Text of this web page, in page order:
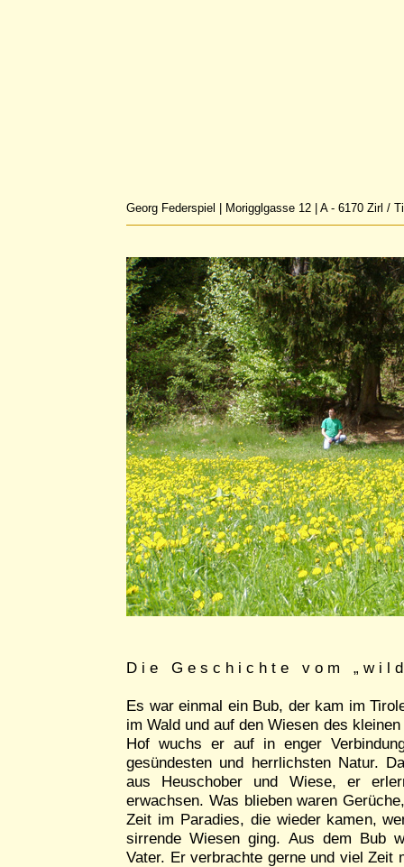
Georg Federspiel | Morigglgasse 12 | A - 6170 Zirl /
D i e G e s c h i c h t e v o m „ w i l d
Es war einmal ein Bub, der kam im
im Wald und auf den Wiesen des
Hof wuchs er auf in enger
gesündesten und herrlichsten Natur.
aus Heuschober und Wiese, er
erwachsen. Was blieben waren
Zeit im Paradies, die wieder kamen,
sirrende Wiesen ging. Aus dem Bub
Vater. Er verbrachte gerne und viel Zeit